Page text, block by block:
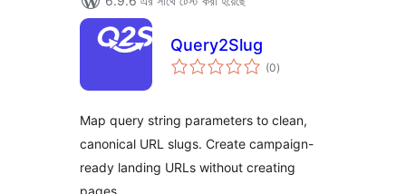
Query2Slug
(0total
ratings
)
Map query string parameters to clean,
canonical URL slugs. Create campaign-
ready landing URLs without creating
pages.